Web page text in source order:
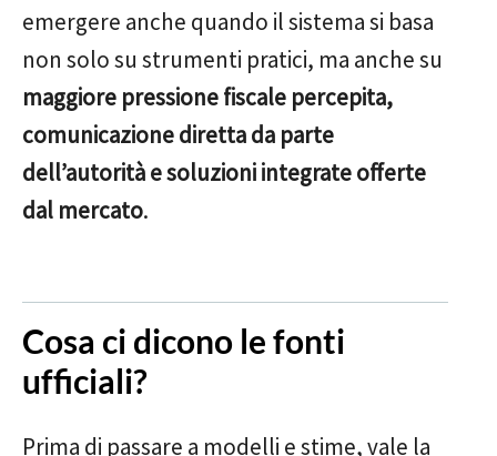
emergere anche quando il sistema si basa
non solo su strumenti pratici, ma anche su
maggiore pressione fiscale percepita,
comunicazione diretta da parte
dell’autorità e soluzioni integrate offerte
dal mercato.
Cosa ci dicono le fonti
ufficiali?
Prima di passare a modelli e stime, vale la